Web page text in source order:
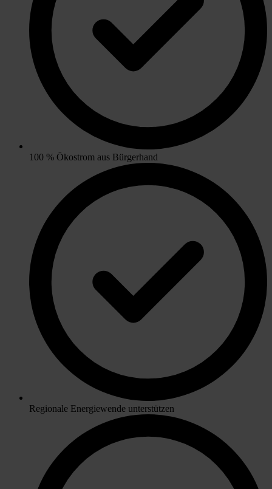
100 % Ökostrom aus Bürgerhand
Regionale Energiewende unterstützen